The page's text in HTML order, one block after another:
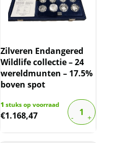
Zilveren Endangered
Wildlife collectie – 24
wereldmunten – 17.5%
boven spot
1 stuks op voorraad
€1.168,47